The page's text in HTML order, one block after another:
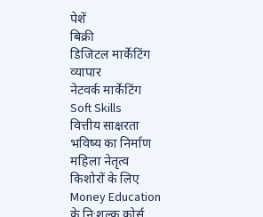
पेशें
बिक्री
डिजिटल मार्केटिंग
व्यापार
नेटवर्क मार्केटिंग
Soft Skills
वित्तीय साक्षरता
भविष्य का निर्माण
महिला नेतृत्व
किशोरों के लिए
Money Education